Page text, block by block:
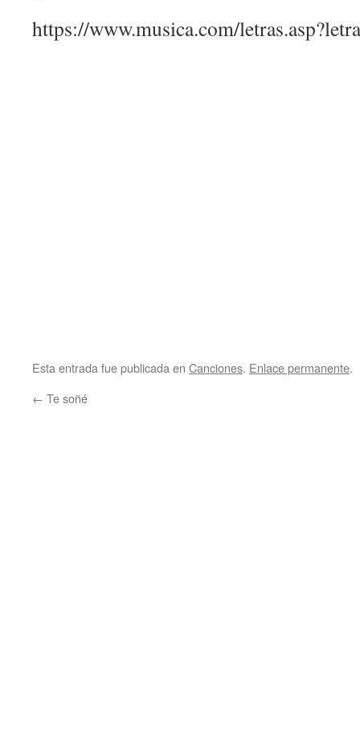
https://www.musica.com/
Esta entrada fue publicada en Canciones. Enlace permanente.
← Te soñé